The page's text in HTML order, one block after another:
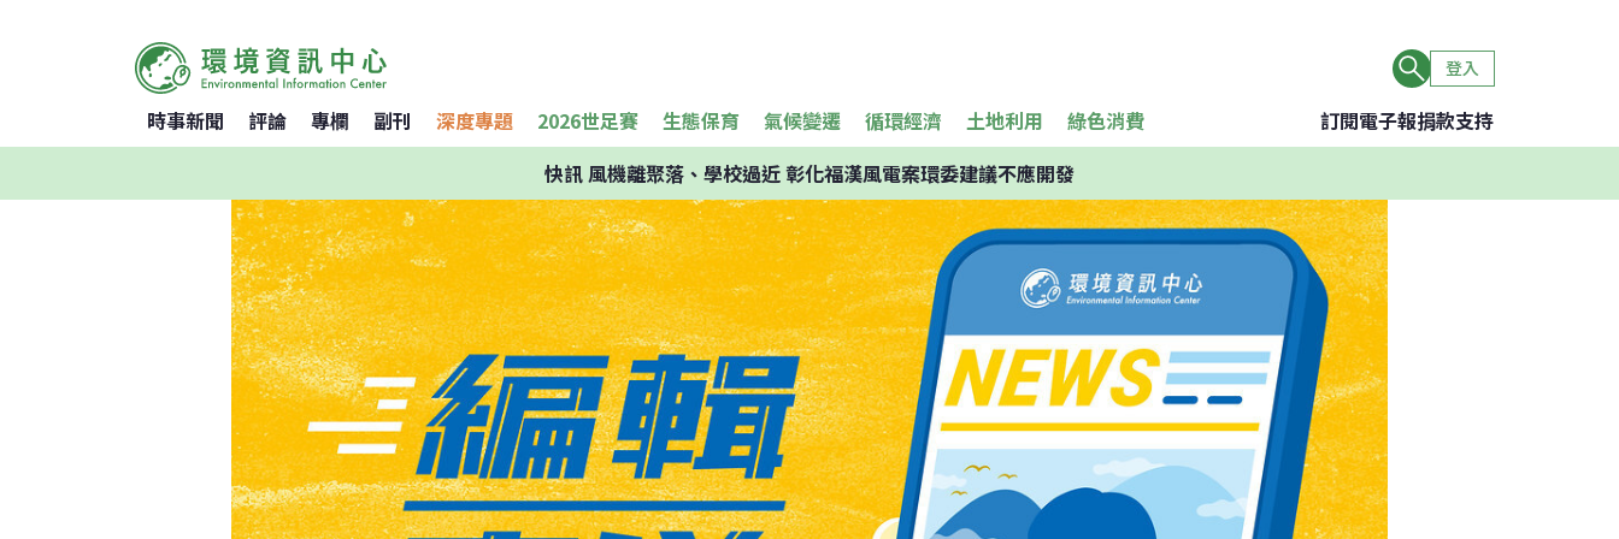
登入
時事新聞 評論 專欄 副刊 深度專題 2026世足賽 生態保育 氣候變遷 循環經濟 土地利用 綠色消費 訂閱電子報捐款支持
快訊風機離聚落、學校過近 彰化福漢風電案環委建議不應開發